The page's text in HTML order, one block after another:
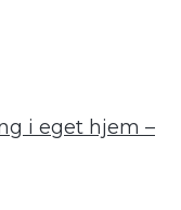
i eget hjem –